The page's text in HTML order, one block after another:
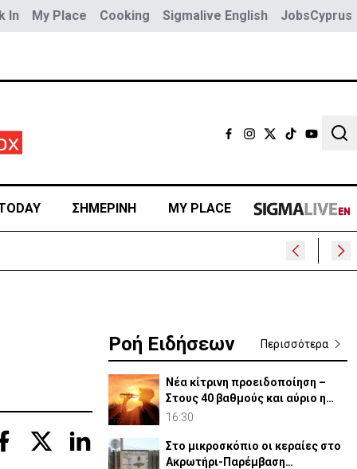
In My Place Cooking Sigmalive English JobsCyprus
ΣΗΜΕΡΙΝΗ MY PLACE
Ροή Ειδήσεων Περισσότερα
Νέα κίτρινη προειδοποίηση –
Στους 40 βαθμούς και αύριο η
θερμοκρασία
16:30
Στο μικροσκόπιο οι κεραίες στο
Ακρωτήρι-Παρέμβαση